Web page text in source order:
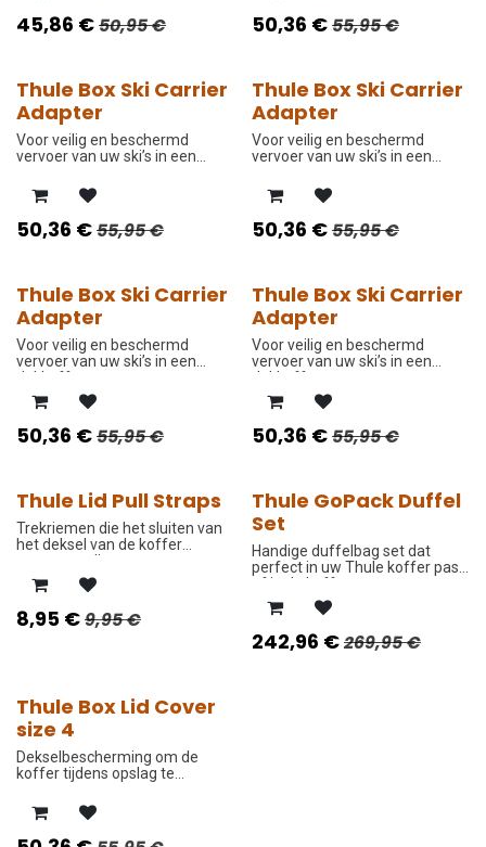
45,86 €50,95€ 50,36 €55,95€
-10%
Thule Box Ski Carrier
Adapter
Voor veilig en beschermd
vervoer van uw ski’s in een
50,36 €55,95€
-10%
Thule Box Ski Carrier
Adapter
Voor veilig en beschermd
vervoer van uw ski’s in een
50,36 €55,95€
-10%
Thule Box Ski Carrier
Adapter
Voor veilig en beschermd
vervoer van uw ski’s in een
dakkoffer.
50,36 €55,95€
-10%
Thule Box Ski Carrier
Adapter
Voor veilig en beschermd
vervoer van uw ski’s in een
dakkoffer.
50,36 €55,95€
-10%
Thule Lid Pull Straps
Trekriemen die het sluiten van
het deksel van de koffer
vereenvoudigen.
8,95 €9,95€
-10%
Thule GoPack Duffel
Set
Handige duffelbag set dat
perfect in uw Thule koffer past
of in de koffer van uw auto.
Ergonomisch en duurzaam
ontworpen.
242,96 €269,95€
-10%
Thule Box Lid Cover
size 4
Dekselbescherming om de
koffer tijdens opslag te
stof.